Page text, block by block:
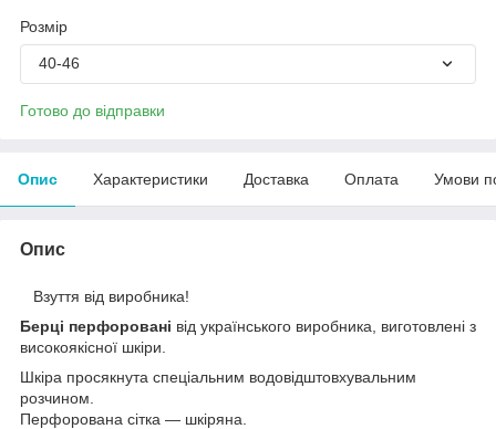
Розмір
40-46
Готово до відправки
Опис Характеристики Доставка Оплата Умови
Опис
Взуття від виробника!
Берці перфоровані від українського виробника, виготовлені з
високоякісної шкіри.
Шкіра просякнута спеціальним водовідштовхувальним
розчином.
Перфорована сітка — шкіряна.